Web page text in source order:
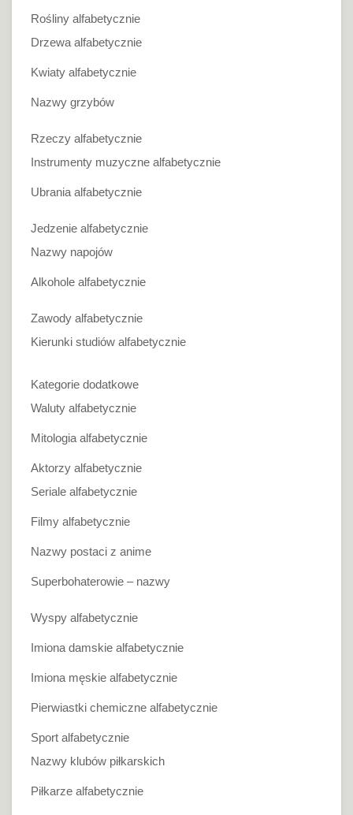
Rośliny alfabetycznie
Drzewa alfabetycznie
Kwiaty alfabetycznie
Nazwy grzybów
Rzeczy alfabetycznie
Instrumenty muzyczne alfabetycznie
Ubrania alfabetycznie
Jedzenie alfabetycznie
Nazwy napojów
Alkohole alfabetycznie
Zawody alfabetycznie
Kierunki studiów alfabetycznie
Kategorie dodatkowe
Waluty alfabetycznie
Mitologia alfabetycznie
Aktorzy alfabetycznie
Seriale alfabetycznie
Filmy alfabetycznie
Nazwy postaci z anime
Superbohaterowie – nazwy
Wyspy alfabetycznie
Imiona damskie alfabetycznie
Imiona męskie alfabetycznie
Pierwiastki chemiczne alfabetycznie
Sport alfabetycznie
Nazwy klubów piłkarskich
Piłkarze alfabetycznie